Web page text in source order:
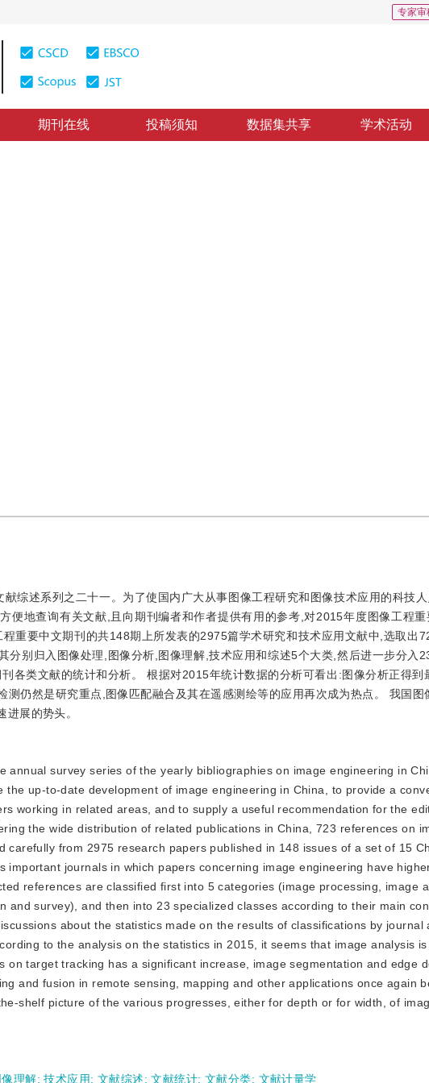
专家审
期刊在线 投稿须知 数据集共享 学术活动
综述系列之二十一。为了使国内广大从事图像工程研究和图像技术应用的科技
便地查询有关文献,且向期刊编者和作者提供有用的参考,对2015年度图像工程
重要中文期刊的共148期上所发表的2975篇学术研究和技术应用文献中,选取出
分别归入图像处理,图像分析,图像理解,技术应用和综述5个大类,然后进一步分入
各类文献的统计和分析。 根据对2015年统计数据的分析可看出:图像分析正得到
测仍然是研究重点,图像匹配融合及其在遥感测绘等的应用再次成为热点。 我国
展的势头。
annual survey series of the yearly bibliographies on image engineering in
the up-to-date development of image engineering in China, to provide a
working in related areas, and to supply a useful recommendation for the
the wide distribution of related publications in China, 723 references on
carefully from 2975 research papers published in 148 issues of a set of 15
important journals in which papers concerning image engineering have
references are classified first into 5 categories (image processing, image
and survey), and then into 23 specialized classes according to their main
about the statistics made on the results of classifications by journal
to the analysis on the statistics in 2015, it seems that image analysis
on target tracking has a significant increase, image segmentation and edge
and fusion in remote sensing, mapping and other applications once again
shelf picture of the various progresses, either for depth or for width, of
像理解;技术应用; 文献综述;文献统计; 文献分类; 文献计量学